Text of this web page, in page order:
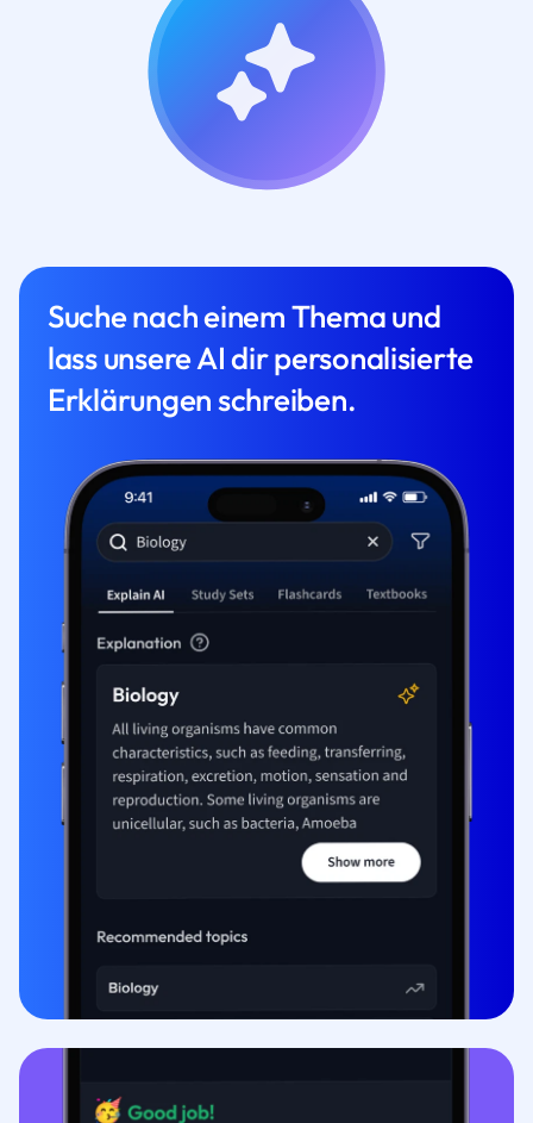
Suche nach einem Thema und
lass unsere AI dir personalisierte
Erklärungen schreiben.